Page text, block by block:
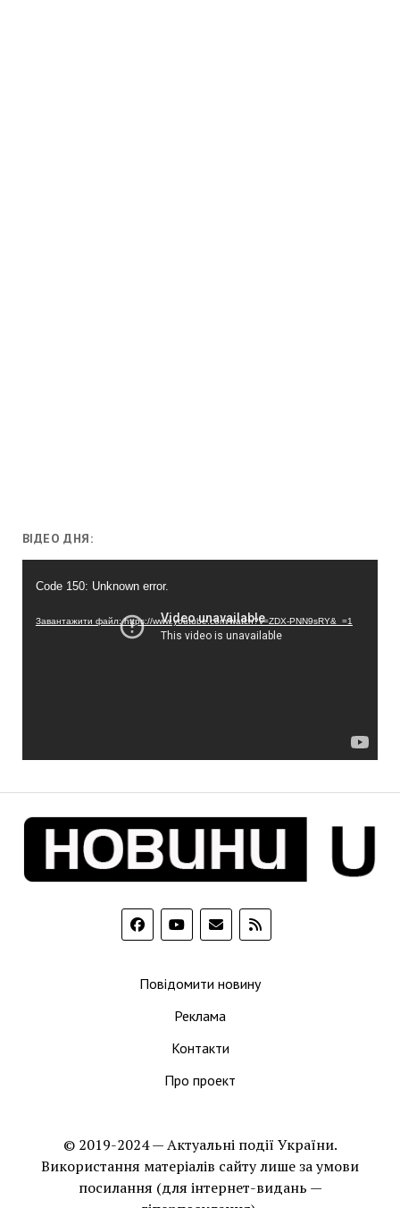
ВІДЕО ДНЯ:
Code 150: Unknown error.
Завантажити файл: https://www.youtube.com/watch?v=ZDX-PNN9sRY&_=1
Повідомити новину
Реклама
Контакти
Про проект
© 2019-2024 — Актуальні події України.
Використання матеріалів сайту лише за умови
посилання (для інтернет-видань —